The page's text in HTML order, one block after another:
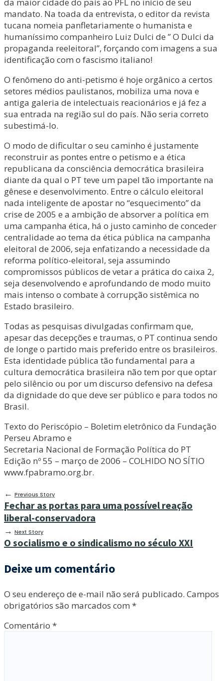
mandato. Na toada da entrevista, o editor da revista
tucana nomeia panfletariamente o humanista e
humaníssimo companheiro Luiz Dulci de ” O Dulci da
propaganda reeleitoral”, forçando com imagens a sua
identificação com o fascismo italiano!
O fenômeno do anti-petismo é hoje orgânico a certos
setores médios paulistanos, mobiliza uma nova e
antiga galeria de intelectuais reacionários e já fez a
sua entrada na região sul do país. Não seria correto
subestimá-lo.
O modo de dificultar o seu caminho é justamente
reconstruir as pontes entre o petismo e a ética
republicana da consciência democrática brasileira
diante da qual o PT teve um papel tão importante na
gênese e desenvolvimento. Entre o cálculo eleitoral
nada inteligente de apostar no “esquecimento” da
crise de 2005 e a ambição de absorver a política em
uma campanha ética, há o justo caminho de conceder
centralidade ao tema da ética pública na campanha
eleitoral de 2006, seja enfatizando a necessidade da
reforma político-eleitoral, seja assumindo
compromissos públicos de vetar a prática do caixa 2,
seja desenvolvendo e aprofundando de modo muito
mais intenso o combate à corrupção sistêmica no
Estado brasileiro.
Todas as pesquisas divulgadas confirmam que,
apesar das decepções e traumas, o PT continua sendo
de longe o partido mais preferido entre os brasileiros.
Esta identidade pública tão fundamental para a
cultura democrática brasileira não tem por que optar
pelo silêncio ou por um discurso defensivo na defesa
da dignidade do que deve ser público e para todos no
Brasil.
Texto do Periscópio – Boletim eletrônico da Fundação
Perseu Abramo e
Secretaria Nacional de Formação Política do PT
Edição nº 55 – março de 2006 – COLHIDO NO SÍTIO
www.fpabramo.org.br.
← Previous Story
Fechar as portas para uma possível reação
liberal-conservadora
→ Next Story
O socialismo e o sindicalismo no século XXI
Deixe um comentário
O seu endereço de e-mail não será publicado. Campos
obrigatórios são marcados com *
Comentário *